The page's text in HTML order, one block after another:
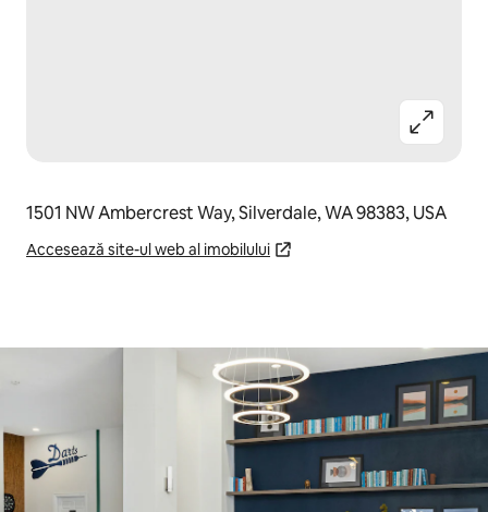
1501 NW Ambercrest Way, Silverdale, WA 98383, USA
Accesează site-ul web al imobilului